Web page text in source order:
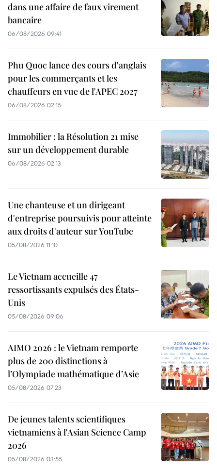
dans une affaire de faux virement
bancaire
06/08/2026 09:41
Phu Quoc lance des cours d'anglais
pour les commerçants et les
chauffeurs en vue de l'APEC 2027
06/08/2026 02:15
Immobilier : la Résolution 21 mise
sur un développement durable
06/08/2026 02:13
Une chanteuse et un dirigeant
d'entreprise poursuivis pour atteinte
aux droits d'auteur sur YouTube
05/08/2026 11:10
Le Vietnam accueille 47
ressortissants expulsés des États-
Unis
05/08/2026 09:06
AIMO 2026 : le Vietnam remporte
plus de 200 distinctions à
l’Olympiade mathématique d’Asie
05/08/2026 07:23
De jeunes talents scientifiques
vietnamiens à l'Asian Science Camp
2026
05/08/2026 03:55